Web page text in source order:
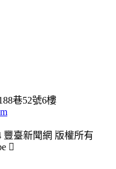
巷52號6樓
豐臺新聞網 版權所有